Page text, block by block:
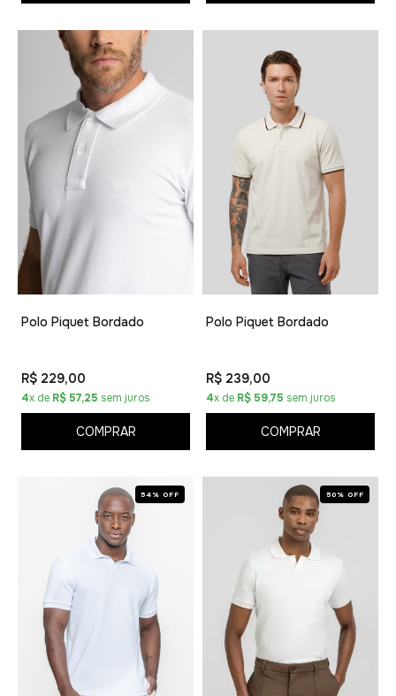
Polo Piquet Bordado
R$ 229,00
4x de R$ 57,25 sem juros
COMPRAR
Polo Piquet Bordado
R$ 239,00
4x de R$ 59,75 sem juros
COMPRAR
54% OFF 50% OFF